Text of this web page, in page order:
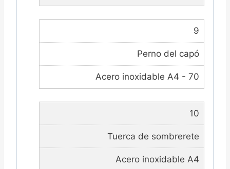
9
Perno del capó
Acero inoxidable A4 - 70
10
Tuerca de sombrerete
Acero inoxidable A4